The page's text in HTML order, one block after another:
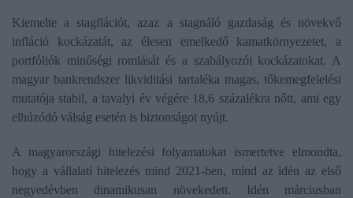
Kiemelte a stagflációt, azaz a stagnáló gazdaság és növekvő
infláció kockázatát, az élesen emelkedő kamatkörnyezetet, a
portfóliók minőségi romlását és a szabályozói kockázatokat. A
magyar bankrendszer likviditási tartaléka magas, tőkemegfelelési
mutatója stabil, a tavalyi év végére 18,6 százalékra nőtt, ami egy
elhúzódó válság esetén is biztonságot nyújt.
A magyarországi hitelezési folyamatokat ismertetve elmondta,
hogy a vállalati hitelezés mind 2021-ben, mind az idén az első
negyedévben dinamikusan növekedett. Idén márciusban